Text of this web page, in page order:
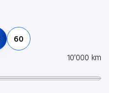
60
10'000 km